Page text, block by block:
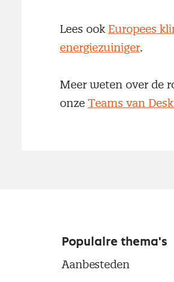
Lees ook Europees
energiezuiniger.
Meer weten over de
onze Teams van
Populaire thema's
Aanbesteden